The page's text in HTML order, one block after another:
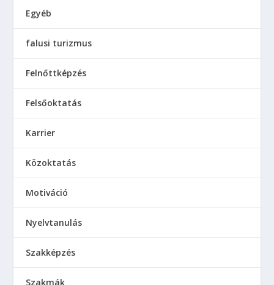
Egyéb
falusi turizmus
Felnőttképzés
Felsőoktatás
Karrier
Közoktatás
Motiváció
Nyelvtanulás
Szakképzés
Szakmák